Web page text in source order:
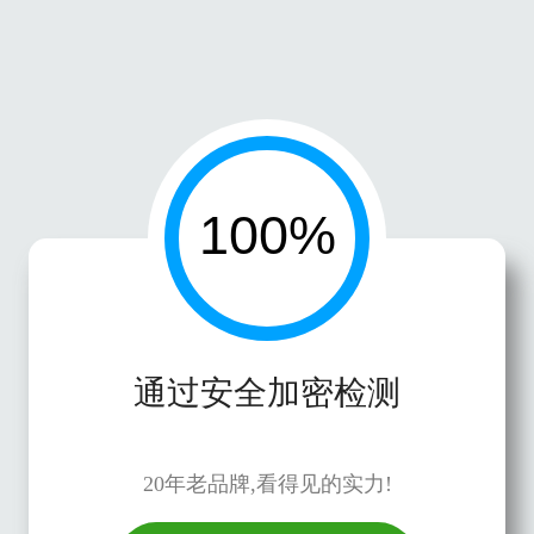
通过安全加密检测
20年老品牌,看得见的实力!